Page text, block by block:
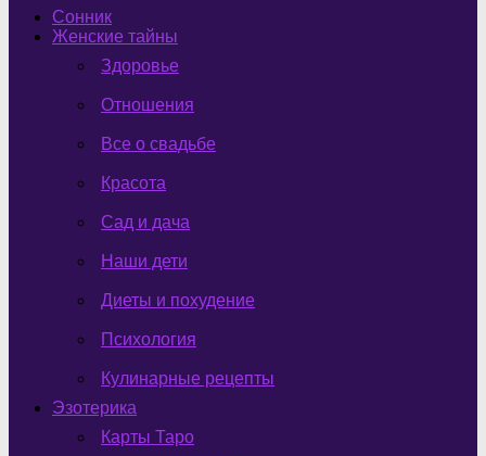
Сонник
Женские тайны
Здоровье
Отношения
Все о свадьбе
Красота
Сад и дача
Наши дети
Диеты и похудение
Психология
Кулинарные рецепты
Эзотерика
Карты Таро